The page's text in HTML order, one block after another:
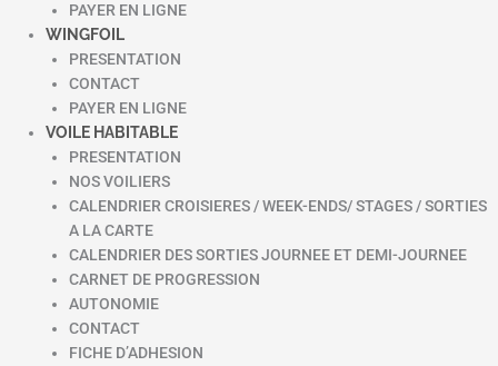
PAYER EN LIGNE
WINGFOIL
PRESENTATION
CONTACT
PAYER EN LIGNE
VOILE HABITABLE
PRESENTATION
NOS VOILIERS
CALENDRIER CROISIERES / WEEK-ENDS/ STAGES / SORTIES
A LA CARTE
CALENDRIER DES SORTIES JOURNEE ET DEMI-JOURNEE
CARNET DE PROGRESSION
AUTONOMIE
CONTACT
FICHE D’ADHESION